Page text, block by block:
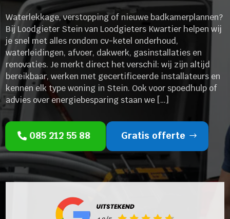
Waterlekkage, verstopping of nieuwe badkamerplannen?
Bij Loodgieter Stein van Loodgieters Kwartier helpen wij
je snel met alles rondom cv-ketel onderhoud,
waterleidingen, afvoer, dakwerk, gasinstallaties en
renovaties. Je merkt direct het verschil: wij zijn altijd
bereikbaar, werken met gecertificeerde installateurs en
kennen elk type woning in Stein. Ook voor spoedhulp of
advies over energiebesparing staan we […]
085 212 55 88 Gratis offerte